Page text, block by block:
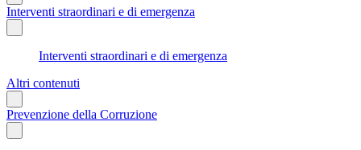
Interventi straordinari e di emergenza
Interventi straordinari e di emergenza
Altri contenuti
Prevenzione della Corruzione